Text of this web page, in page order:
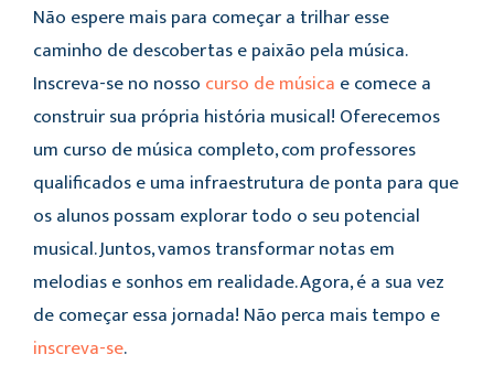
Não espere mais para começar a trilhar esse
caminho de descobertas e paixão pela música.
Inscreva-se no nosso curso de música e comece a
construir sua própria história musical! Oferecemos
um curso de música completo, com professores
qualificados e uma infraestrutura de ponta para que
os alunos possam explorar todo o seu potencial
musical. Juntos, vamos transformar notas em
melodias e sonhos em realidade. Agora, é a sua vez
de começar essa jornada! Não perca mais tempo e
inscreva-se.